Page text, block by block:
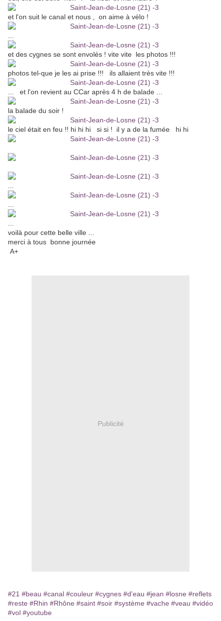
et l'on suit le canal et nous , on aime à vélo !
et des cygnes se sont envolés ! vite vite les photos !!!
photos tel-que je les ai prise !!! ils allaient très vite !!!
... et l'on revient au CCar après 4 h de balade ...
la balade du soir !
le ciel était en feu !! hi hi hi si si ! il y a de la fumée hi hi
voilà pour cette belle ville ...
merci à tous bonne journée
A+
Publicité
#21 #beau #canal #couleur #cygnes #d'eau #jean #losne #reflets
#reste #Rhin #Rhône #saint #soir #système #vache #veau #vidéo
#vol #youtube